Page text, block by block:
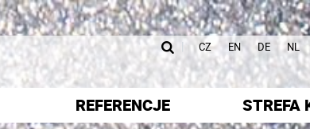
CZ EN DE NL
REFERENCJE STREFA